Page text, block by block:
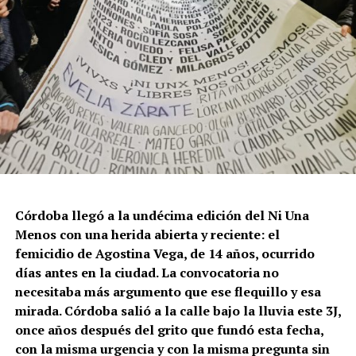
Córdoba llegó a la undécima edición del Ni Una
Menos con una herida abierta y reciente: el
femicidio de Agostina Vega, de 14 años, ocurrido
días antes en la ciudad. La convocatoria no
necesitaba más argumento que ese flequillo y esa
mirada. Córdoba salió a la calle bajo la lluvia este 3J,
once años después del grito que fundó esta fecha,
con la misma urgencia y con la misma pregunta sin